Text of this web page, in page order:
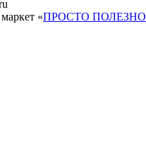
«ПРОСТО ПОЛЕЗНО